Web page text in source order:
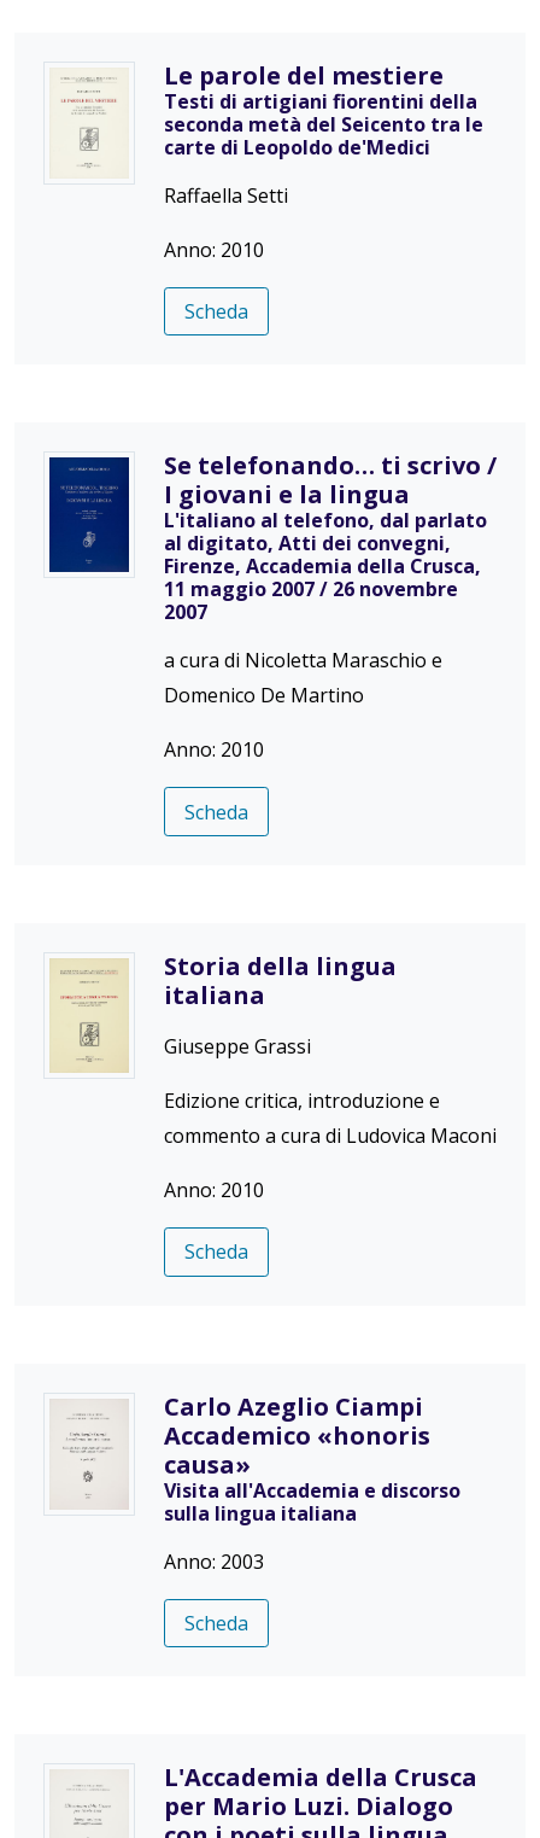
Le parole del mestiere
Testi di artigiani fiorentini della
seconda metà del Seicento tra le
carte di Leopoldo de'Medici
Raffaella Setti
Anno: 2010
Scheda
Se telefonando… ti scrivo /
I giovani e la lingua
L'italiano al telefono, dal parlato
al digitato, Atti dei convegni,
Firenze, Accademia della Crusca,
11 maggio 2007 / 26 novembre
2007
a cura di Nicoletta Maraschio e
Domenico De Martino
Anno: 2010
Scheda
Storia della lingua
italiana
Giuseppe Grassi
Edizione critica, introduzione e
commento a cura di Ludovica Maconi
Anno: 2010
Scheda
Carlo Azeglio Ciampi
Accademico «honoris
causa»
Visita all'Accademia e discorso
sulla lingua italiana
Anno: 2003
Scheda
L'Accademia della Crusca
per Mario Luzi. Dialogo